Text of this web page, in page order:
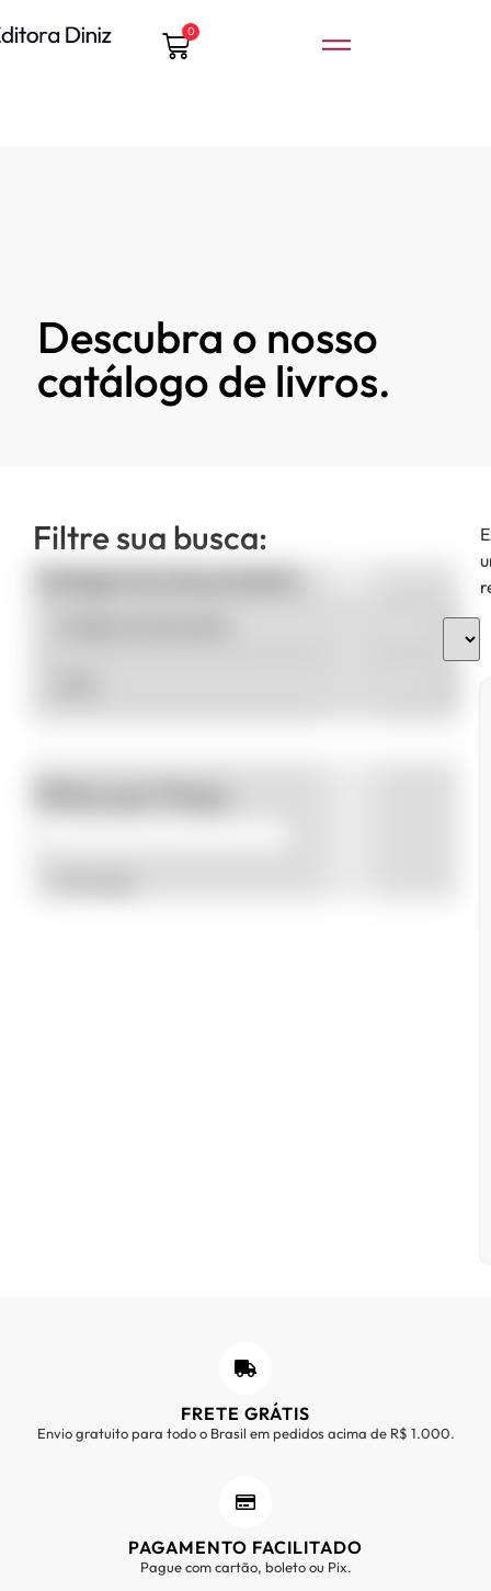
0
Descubra o nosso
catálogo de livros.
Filtre sua busca:
Categorias de produto
FRETE GRÁTIS
Envio gratuito para todo o Brasil em pedidos acima de R$ 1.000.
PAGAMENTO FACILITADO
Pague com cartão, boleto ou Pix.